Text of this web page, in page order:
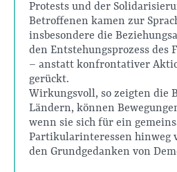
Protests und der
Betroffenen kamen zur
insbesondere die
den Entstehungsprozess des
– anstatt konfrontativer
gerückt.
Wirkungsvoll, so zeigten die
Ländern, können
wenn sie sich für ein
Partikularinteressen hinweg
den Grundgedanken von